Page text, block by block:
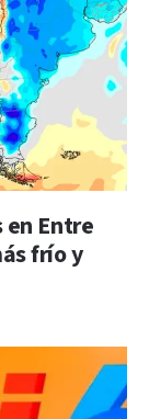
Entre
frío y